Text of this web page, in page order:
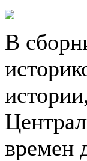
В
времен